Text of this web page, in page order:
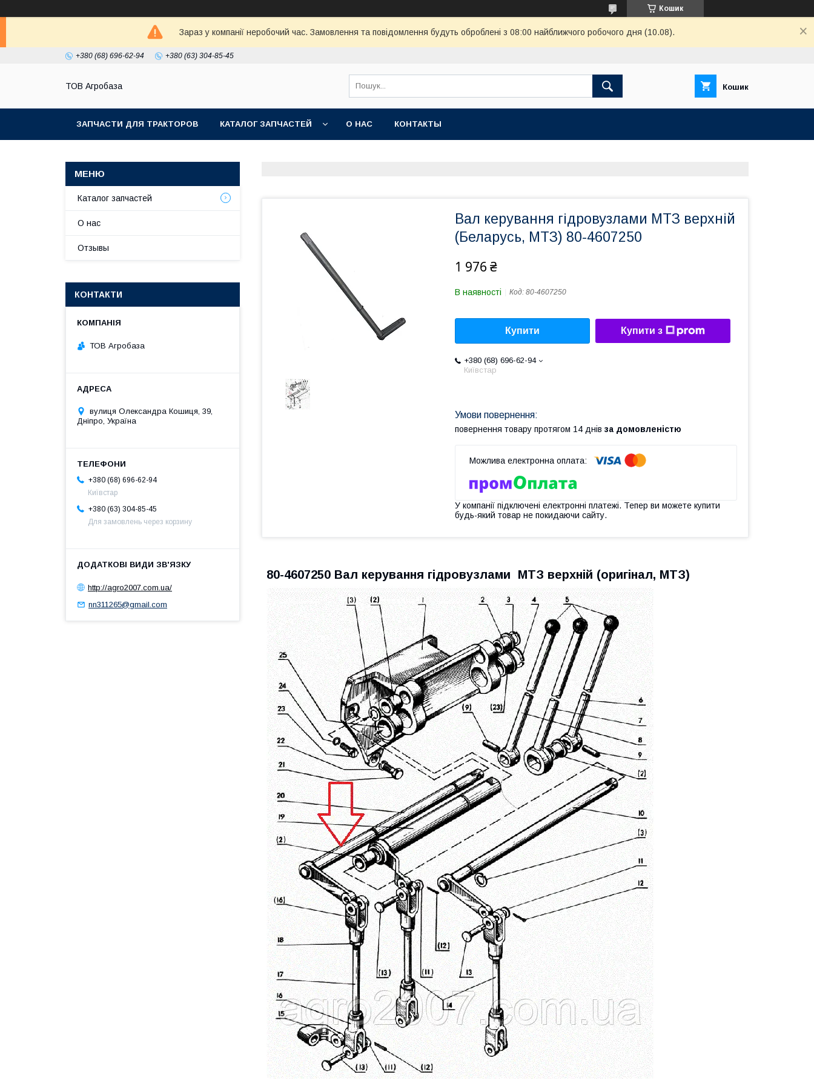
Кошик
Зараз у компанії неробочий час. Замовлення та повідомлення будуть оброблені з 08:00 найближчого робочого дня (10.08).
+380 (68) 696-62-94 +380 (63) 304-85-45
ТОВ Агробаза Кошик
ЗАПЧАСТИ ДЛЯ ТРАКТОРОВ КАТАЛОГ ЗАПЧАСТЕЙ О НАС КОНТАКТЫ
Вал керування гідровузлами МТЗ верхній
(Беларусь, МТЗ) 80-4607250
1 976 ₴
В наявності Код: 80-4607250
Купити Купити з
+380 (68) 696-62-94
Київстар
повернення товару протягом 14 днів за домовленістю
У компанії підключені електронні платежі. Тепер ви можете купити
будь-який товар не покидаючи сайту.
80-4607250 Вал керування гідровузлами МТЗ верхній (оригінал, МТЗ)
Каталог запчастей
О нас
Отзывы
КОНТАКТИ
ТОВ Агробаза
вулиця Олександра Кошиця, 39,
Дніпро, Україна
+380 (68) 696-62-94
Київстар
+380 (63) 304-85-45
Для замовлень через корзину
http://agro2007.com.ua/
nn311265@gmail.com